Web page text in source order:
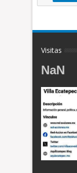
Visitas
NaN